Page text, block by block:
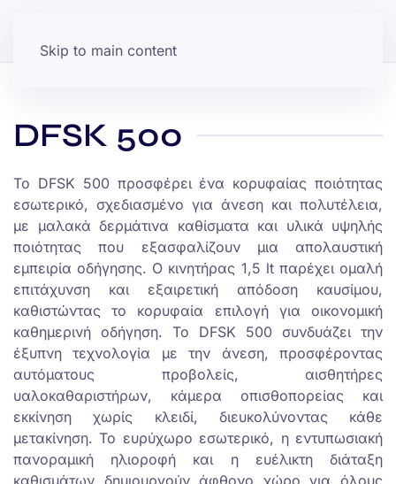
Skip to main content
DFSK 500
Το DFSK 500 προσφέρει ένα κορυφαίας ποιότητας
εσωτερικό, σχεδιασμένο για άνεση και πολυτέλεια,
με μαλακά δερμάτινα καθίσματα και υλικά υψηλής
ποιότητας που εξασφαλίζουν μια απολαυστική
εμπειρία οδήγησης. Ο κινητήρας 1,5 lt παρέχει ομαλή
επιτάχυνση και εξαιρετική απόδοση καυσίμου,
καθιστώντας το κορυφαία επιλογή για οικονομική
καθημερινή οδήγηση. Το DFSK 500 συνδυάζει την
έξυπνη τεχνολογία με την άνεση, προσφέροντας
αυτόματους προβολείς, αισθητήρες
υαλοκαθαριστήρων, κάμερα οπισθοπορείας και
εκκίνηση χωρίς κλειδί, διευκολύνοντας κάθε
μετακίνηση. Το ευρύχωρο εσωτερικό, η εντυπωσιακή
πανοραμική ηλιοροφή και η ευέλικτη διάταξη
καθισμάτων δημιουργούν άφθονο χώρο για όλους